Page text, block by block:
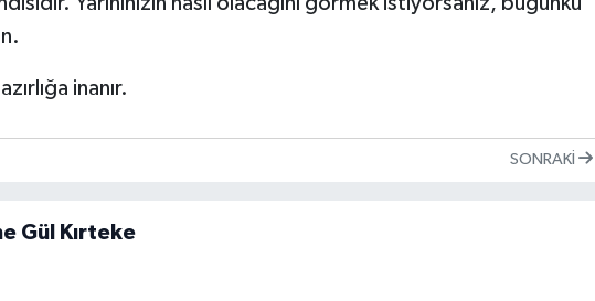
inanır.
SONRAKI
Gül Kırteke